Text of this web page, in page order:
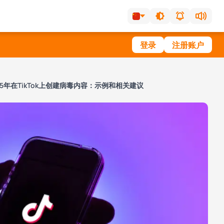
登录 注册账户
年在TikTok上创建病毒内容：示例和相关建议